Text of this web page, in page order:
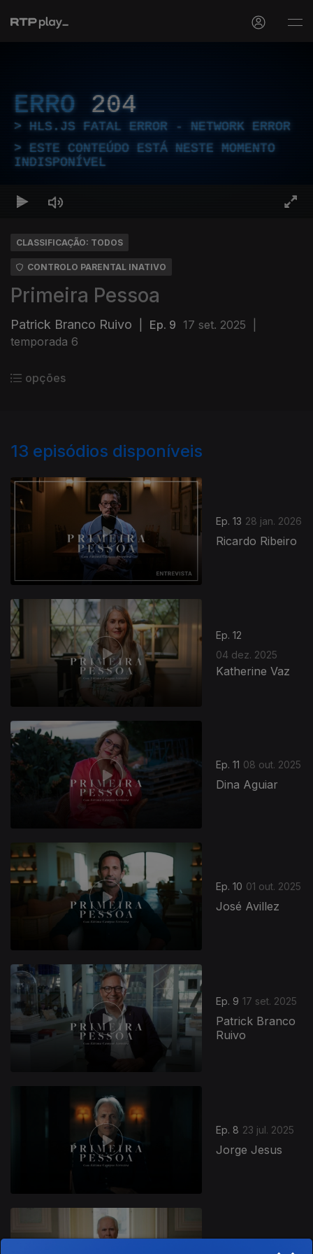
ERRO 204
HLS.JS FATAL ERROR - NETWORK ERROR
ESTE CONTEÚDO ESTÁ NESTE MOMENTO
INDISPONÍVEL
CLASSIFICAÇÃO: TODOS
CONTROLO PARENTAL INATIVO
Primeira Pessoa
Patrick Branco Ruivo Ep. 9 17 set. 2025
temporada 6
opções
13 episódios disponíveis
Ep. 13 28 jan. 2026
Ricardo Ribeiro
Ep. 12
04 dez. 2025
Katherine Vaz
Ep. 11 08 out. 2025
Dina Aguiar
Ep. 10 01 out. 2025
José Avillez
Ep. 9 17 set. 2025
Patrick Branco
Ruivo
Ep. 8 23 jul. 2025
Jorge Jesus
09 jul. 2025